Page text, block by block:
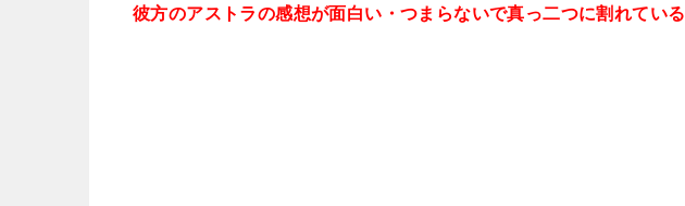
彼方のアストラの感想が面白い・つまらないで真っ二つに割れている